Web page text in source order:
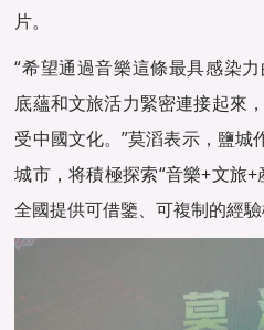
片。
“希望通過音樂這條最具感染
底蘊和文旅活力緊密連接起來
受中國文化。”莫滔表示，鹽城
城市，将積極探索“音樂+文旅
全國提供可借鑒、可複制的經驗